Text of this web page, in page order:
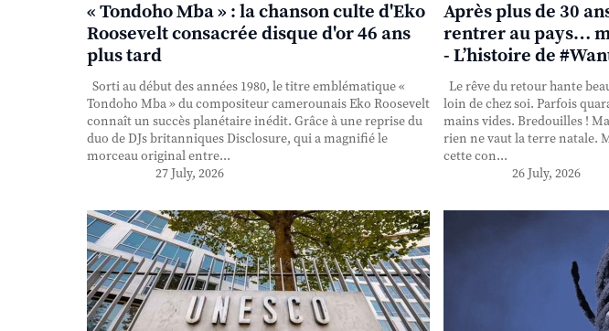
« Tondoho Mba » : la chanson culte d'Eko
Roosevelt consacrée disque d'or 46 ans
plus tard
Sorti au début des années 1980, le titre emblématique «
Tondoho Mba » du compositeur camerounais Eko Roosevelt
connaît un succès planétaire inédit. Grâce à une reprise du
duo de DJs britanniques Disclosure, qui a magnifié le
morceau original entre...
27 July, 2026
Après plus de 30
rentrer au pays…
- L’histoire de
Le rêve du retour hante
loin de chez soi. Parfois
mains vides. Bredouilles !
rien ne vaut la terre natale.
cette con...
26 July, 2026